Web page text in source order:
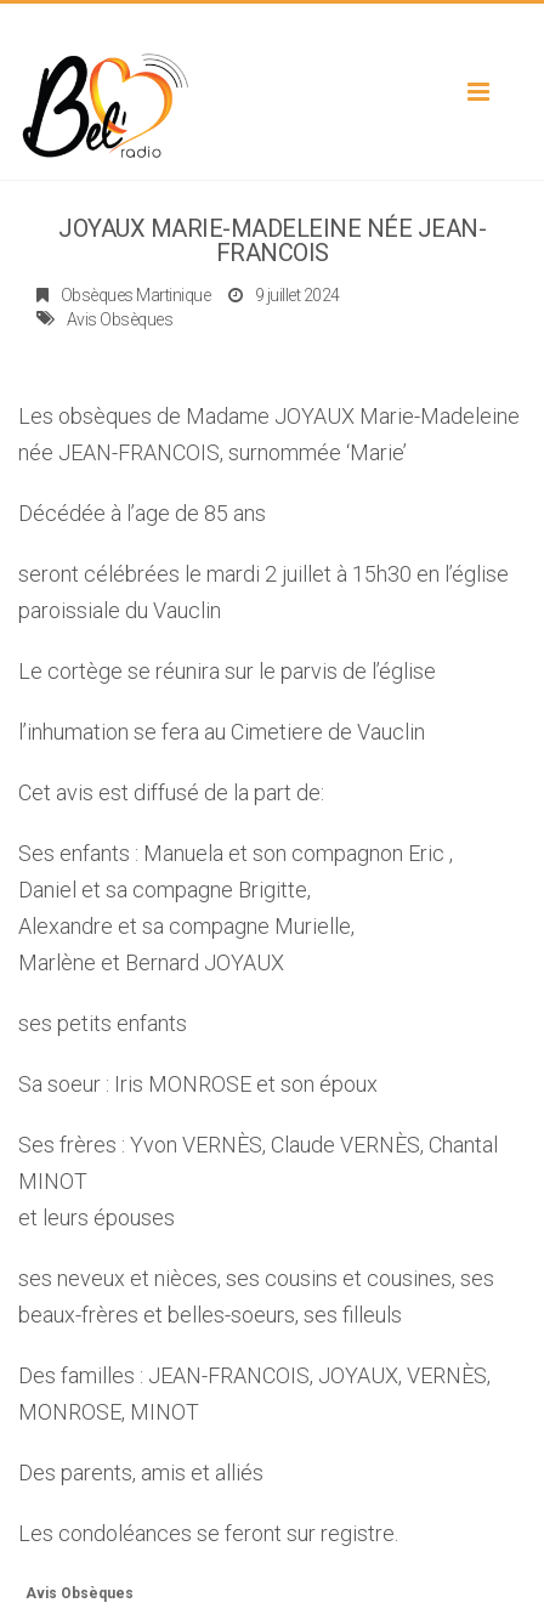
Toggle
JOYAUX MARIE-MADELEINE NÉE JEAN-
FRANCOIS
Obsèques Martinique
9 juillet 2024
Avis Obsèques
Les obsèques de Madame JOYAUX Marie-Madeleine
née JEAN-FRANCOIS, surnommée ‘Marie’
Décédée à l’age de 85 ans
seront célébrées le mardi 2 juillet à 15h30 en l’église
paroissiale du Vauclin
Le cortège se réunira sur le parvis de l’église
l’inhumation se fera au Cimetiere de Vauclin
Cet avis est diffusé de la part de:
Ses enfants : Manuela et son compagnon Eric ,
Daniel et sa compagne Brigitte,
Alexandre et sa compagne Murielle,
Marlène et Bernard JOYAUX
ses petits enfants
Sa soeur : Iris MONROSE et son époux
Ses frères : Yvon VERNÈS, Claude VERNÈS, Chantal
MINOT
et leurs épouses
ses neveux et nièces, ses cousins et cousines, ses
beaux-frères et belles-soeurs, ses filleuls
Des familles : JEAN-FRANCOIS, JOYAUX, VERNÈS,
MONROSE, MINOT
Des parents, amis et alliés
Les condoléances se feront sur registre.
Avis Obsèques